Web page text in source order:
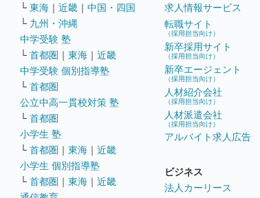
└ 東海 ｜ 近畿 ｜ 中国・四国
└ 九州・沖縄
中学受験 塾
└ 首都圏 ｜ 東海 ｜ 近畿
中学受験 個別指導塾
└ 首都圏
公立中高一貫校対策 塾
└ 首都圏
小学生 塾
└ 首都圏 ｜ 東海 ｜ 近畿
小学生 個別指導塾
└ 首都圏 ｜ 東海 ｜ 近畿
求人情報サービス
転職サイト
（採用担当向け）
新卒採用サイト
（採用担当向け）
新卒エージェント
（採用担当向け）
人材紹介会社
（採用担当向け）
人材派遣会社
（採用担当向け）
アルバイト求人広告
ビジネス
法人カーリース